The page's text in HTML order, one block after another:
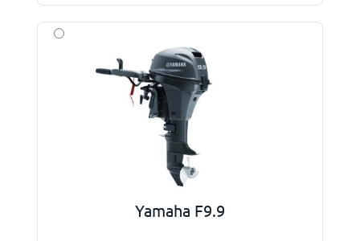
Yamaha F9.9